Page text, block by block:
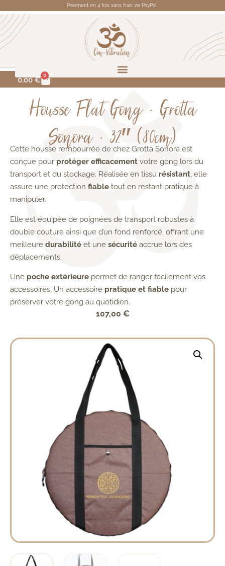
Paiement en 4 fois sans frais via PayPal
0,00€ 0
Housse Flat Gong • Grotta
Sonora • 32″ (80cm)
Cette housse rembourrée de chez Grotta Sonora est
conçue pour protéger efficacement votre gong lors du
transport et du stockage. Réalisée en tissu résistant, elle
assure une protection fiable tout en restant pratique à
manipuler.
Elle est équipée de poignées de transport robustes à
double couture ainsi que d’un fond renforcé, offrant une
meilleure durabilité et une sécurité accrue lors des
déplacements.
Une poche extérieure permet de ranger facilement vos
accessoires. Un accessoire pratique et fiable pour
préserver votre gong au quotidien.
107,00 €